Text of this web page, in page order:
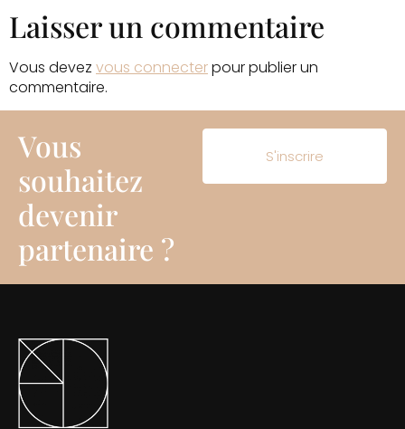
Laisser un commentaire
Vous devez vous connecterpour publier un
commentaire.
Vous
souhaitez
devenir
partenaire ?
S'inscrire